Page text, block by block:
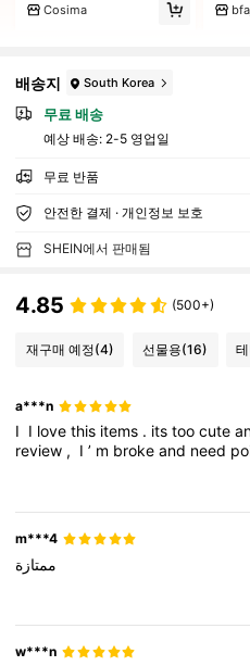
Cosima
배송지 South Korea
무료 배송
예상 배송: 2-5 영업일
무료 반품
안전한 결제 · 개인정보 보호
SHEIN에서 판매됨
4.85 (500+)
재구매 예정(4) 선물용(16)
a***n
I I lovethis items . itstoocute
review , I’ m brokeand need
m***4
ممتازة
w***n